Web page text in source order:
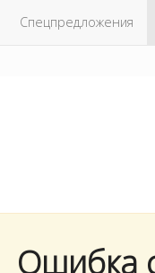
Спецпредложения
Ошибка